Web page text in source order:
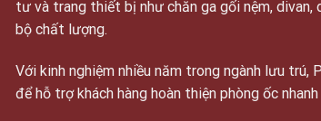
tư và trang thiết bị như chăn ga gối nệm,
bộ chất lượng.
Với kinh nghiệm nhiều năm trong ngành lưu
để hỗ trợ khách hàng hoàn thiện phòng ốc